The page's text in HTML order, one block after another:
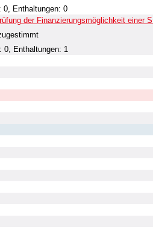
0, Enthaltungen: 0
der Finanzierungsmöglichkeit einer
0, Enthaltungen: 1